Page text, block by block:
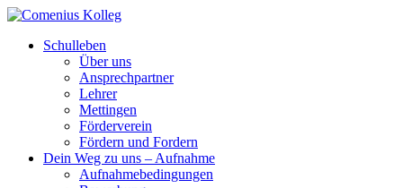
Schulleben
Über uns
Ansprechpartner
Lehrer
Mettingen
Förderverein
Fördern und Fordern
Dein Weg zu uns – Aufnahme
Aufnahmebedingungen